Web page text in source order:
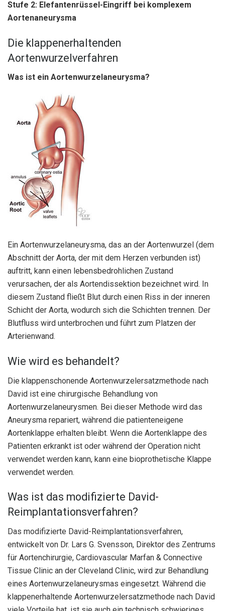
Stufe 2: Elefantenrüssel-Eingriff bei komplexem
Aortenaneurysma
Die klappenerhaltenden
Aortenwurzelverfahren
Was ist ein Aortenwurzelaneurysma?
Ein Aortenwurzelaneurysma, das an der Aortenwurzel (dem
Abschnitt der Aorta, der mit dem Herzen verbunden ist)
auftritt, kann einen lebensbedrohlichen Zustand
verursachen, der als Aortendissektion bezeichnet wird. In
diesem Zustand fließt Blut durch einen Riss in der inneren
Schicht der Aorta, wodurch sich die Schichten trennen. Der
Blutfluss wird unterbrochen und führt zum Platzen der
Arterienwand.
Wie wird es behandelt?
Die klappenschonende Aortenwurzelersatzmethode nach
David ist eine chirurgische Behandlung von
Aortenwurzelaneurysmen. Bei dieser Methode wird das
Aneurysma repariert, während die patienteneigene
Aortenklappe erhalten bleibt. Wenn die Aortenklappe des
Patienten erkrankt ist oder während der Operation nicht
verwendet werden kann, kann eine bioprothetische Klappe
verwendet werden.
Was ist das modifizierte David-
Reimplantationsverfahren?
Das modifizierte David-Reimplantationsverfahren,
entwickelt von Dr. Lars G. Svensson, Direktor des Zentrums
für Aortenchirurgie, Cardiovascular Marfan & Connective
Tissue Clinic an der Cleveland Clinic, wird zur Behandlung
eines Aortenwurzelaneurysmas eingesetzt. Während die
klappenerhaltende Aortenwurzelersatzmethode nach David